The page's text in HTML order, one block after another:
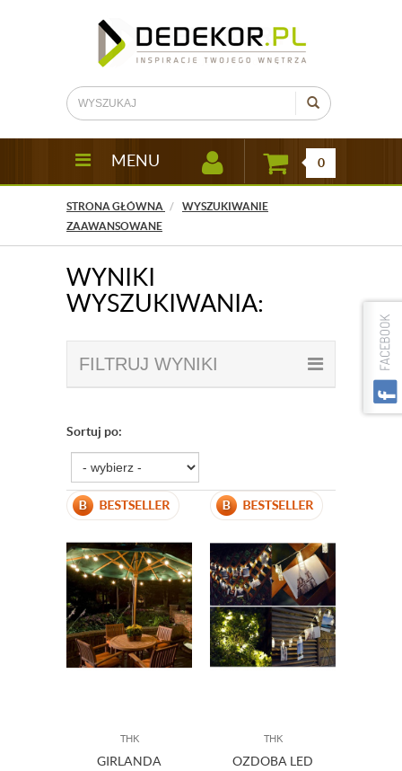
MENU 0
STRONA GŁÓWNA
WYSZUKIWANIE
ZAAWANSOWANE
WYNIKI
WYSZUKIWANIA:
FILTRUJ WYNIKI
Sortuj po:
THK
GIRLANDA
THK
OZDOBA LED